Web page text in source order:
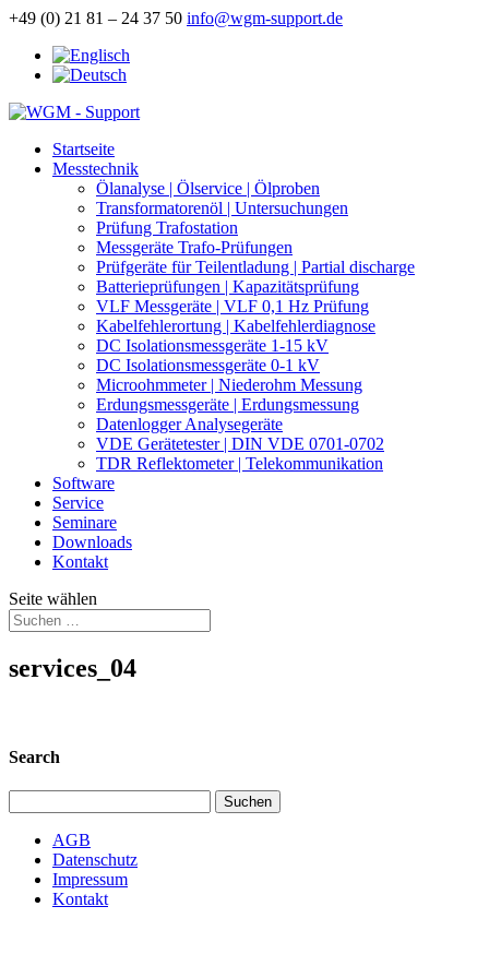
+49 (0) 21 81 – 24 37 50 info@wgm-support.de
Startseite
Messtechnik
Ölanalyse | Ölservice | Ölproben
Transformatorenöl | Untersuchungen
Prüfung Trafostation
Messgeräte Trafo-Prüfungen
Prüfgeräte für Teilentladung | Partial discharge
Batterieprüfungen | Kapazitätsprüfung
VLF Messgeräte | VLF 0,1 Hz Prüfung
Kabelfehlerortung | Kabelfehlerdiagnose
DC Isolationsmessgeräte 1-15 kV
DC Isolationsmessgeräte 0-1 kV
Microohmmeter | Niederohm Messung
Erdungsmessgeräte | Erdungsmessung
Datenlogger Analysegeräte
VDE Gerätetester | DIN VDE 0701-0702
TDR Reflektometer | Telekommunikation
Software
Service
Seminare
Downloads
Kontakt
Seite wählen
services_04
Search
nach:
AGB
Datenschutz
Impressum
Kontakt